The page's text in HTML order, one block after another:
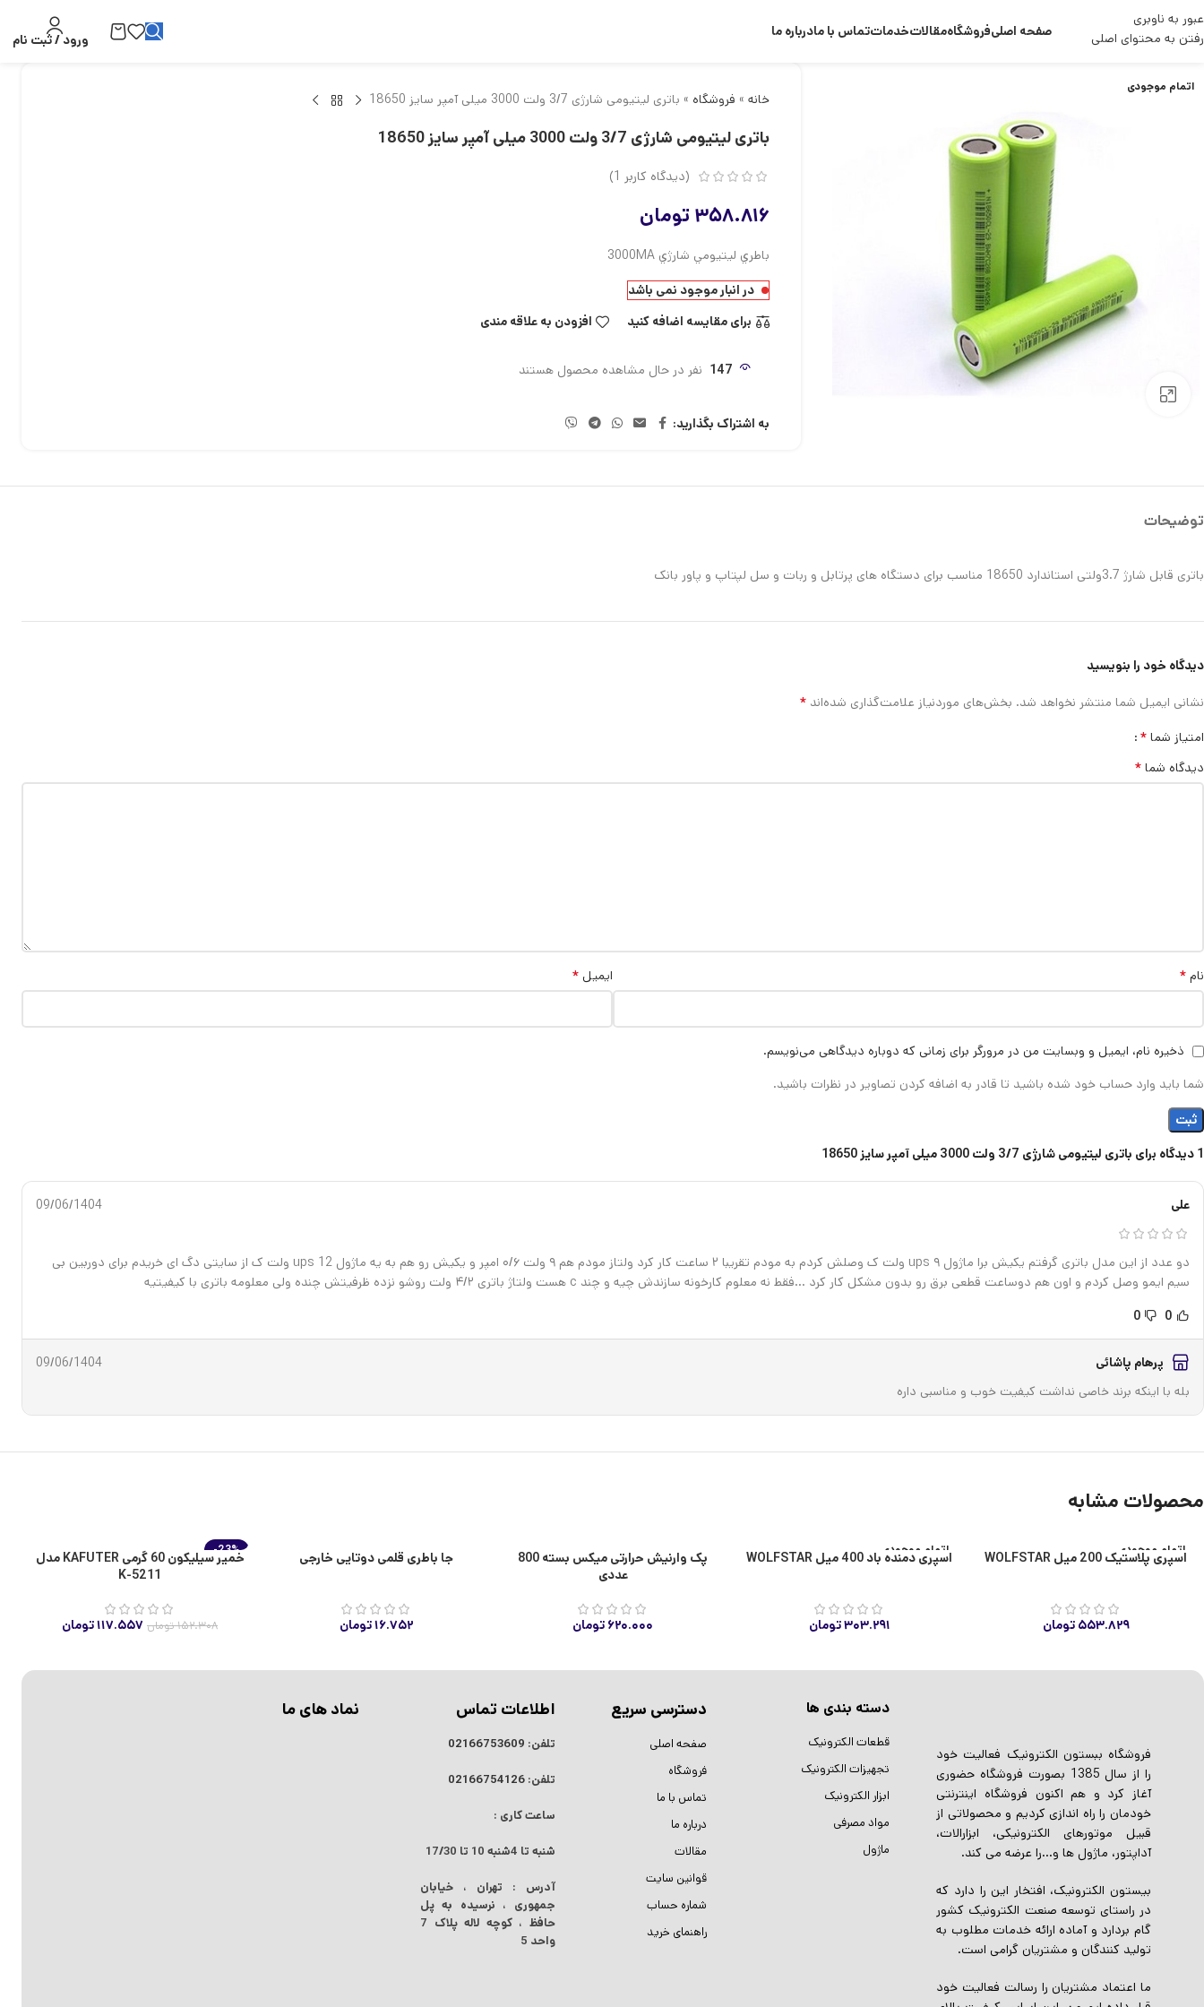
عبور به ناوبری
رفتن به محتوای اصلی
صفحه اصلیفروشگاهمقالاتخدماتتماس با مادرباره ما
ورود / ثبت نام
اتمام موجودی
خانه » فروشگاه » باتری لیتیومی شارژی 3/7 ولت 3000 میلی آمپر سایز 18650
باتری لیتیومی شارژی 3/7 ولت 3000 میلی آمپر سایز 18650
(دیدگاه کاربر 1
)
۳۵۸.۸۱۶ تومان
باطري ليتيومي شارژي 3000MA
در انبار موجود نمی باشد
برای مقایسه اضافه کنید
افزودن به علاقه مندی
147 نفر در حال مشاهده محصول هستند
به اشتراک بگذارید:
توضیحات
باتری قابل شارژ 3.7ولتی استاندارد 18650 مناسب برای دستگاه های پرتابل و ربات و سل لپتاپ و پاور بانک
1 دیدگاه برای باتری لیتیومی شارژی 3/7 ولت 3000 میلی آمپر سایز 18650
علی 09/06/1404
دو عدد از این مدل باتری گرفتم یکیش برا ماژول ups ۹ ولت ک وصلش کردم به مودم تقریبا ۲ ساعت کار کرد ولتاز مودم هم ۹ ولت ۰/۶ امپر و یکیش رو هم به یه ماژول ups 12 ولت ک از سایتی دگ ای خریدم برای دوربین بی
سیم ایمو وصل کردم و اون هم دوساعت قطعی برق رو بدون مشکل کار کرد …فقط نه معلوم کارخونه سازندش چیه و چند c هست ولتاژ باتری ۴/۲ ولت روشو نزده ظرفیتش چنده ولی معلومه باتری با کیفیتیه
0
0
پرهام پاشائی
09/06/1404
بله با اینکه برند خاصی نداشت کیفیت خوب و مناسبی داره
دیدگاه خود را بنویسید
نشانی ایمیل شما منتشر نخواهد شد. بخش‌های موردنیاز علامت‌گذاری شده‌اند *
امتیاز شما *
دیدگاه شما *
نام * ایمیل *
ذخیره نام، ایمیل و وبسایت من در مرورگر برای زمانی که دوباره دیدگاهی می‌نویسم.
شما باید وارد حساب خود شده باشید تا قادر به اضافه کردن تصاویر در نظرات باشید.
محصولات مشابه
اتمام موجودی
اسپری پلاستیک 200 میل WOLFSTAR
۵۵۳.۸۲۹ تومان
اتمام موجودی
اسپری دمنده باد 400 میل WOLFSTAR
۳۰۳.۲۹۱تومان
پک وارنیش حرارتی میکس بسته 800
عددی
۶۲۰.۰۰۰ تومان
جا باطری قلمی دوتایی خارجی
۱۶.۷۵۲تومان
-23%
خمیر سیلیکون 60 گرمی KAFUTER مدل
K-5211
۱۵۲.۳۰۸تومان ۱۱۷.۵۵۷تومان
فروشگاه ببستون الکترونیک فعالیت خود
را از سال 1385 بصورت فروشگاه حضوری
آغاز کرد و هم اکنون فروشگاه اینترنتی
خودمان را راه اندازی کردیم و محصولاتی از
قبیل موتورهای الکترونیکی، ابزارالات،
آداپتور، ماژول ها و…را عرضه می کند.
بیستون الکترونیک، افتخار این را دارد که
در راستای توسعه صنعت الکترونیک کشور
گام بردارد و آماده ارائه خدمات مطلوب به
تولید کنندگان و مشتریان گرامی است.
ما اعتماد مشتریان را رسالت فعالیت خود
دسته بندی ها
قطعات الکترونیک
تجهیزات الکترونیک
ابزار الکترونیک
مواد مصرفی
ماژول
دسترسی سریع
صفحه اصلی
فروشگاه
تماس با ما
درباره ما
مقالات
قوانین سایت
شماره حساب
راهنمای خرید
اطلاعات تماس
تلفن: 02166753609
تلفن:02166754126
ساعت کاری :
شنبه تا 4شنبه 10 تا 17/30
آدرس : تهران ، خیابان
جمهوری ، نرسیده به پل
حافظ ، کوچه لاله پلاک 7
واحد 5
نماد های ما